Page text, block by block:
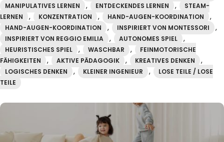
MANIPULATIVES LERNEN , ENTDECKENDES LERNEN ,
STEAM-
LERNEN
, KONZENTRATION , HAND-AUGEN-KOORDINATION ,
HAND-AUGEN-KOORDINATION , INSPIRIERT VON MONTESSORI ,
INSPIRIERT VON REGGIO EMILIA , AUTONOMES SPIEL ,
HEURISTISCHES SPIEL , WASCHBAR ,
FEINMOTORISCHE
FÄHIGKEITEN
, AKTIVE PÄDAGOGIK , KREATIVES DENKEN ,
LOGISCHES DENKEN , KLEINER INGENIEUR ,
LOSE TEILE / LOSE
TEILE